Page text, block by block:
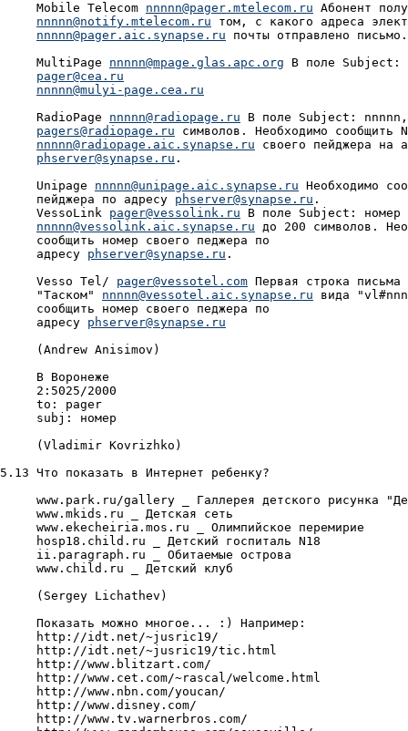
     Mobile Telecom
nnnnn@pager.mtelecom.ru Абонент
nnnnn@notify.mtelecom.ru том, с какого адреса
nnnnn@pager.aic.synapse.ru почты отправлено письмо.
     MultiPage
nnnnn@mpage.glas.apc.org В поле Subject:
pager@cea.ru
nnnnn@mulyi-page.cea.ru
     RadioPage
nnnnn@radiopage.ru В поле Subject:
pagers@radiopage.ru символов. Необходимо сообщить N
nnnnn@radiopage.aic.synapse.ru своего пейджера на
phserver@synapse.ru .
     Unipage
nnnnn@unipage.aic.synapse.ru Необходимо
     пейджера по адресу
phserver@synapse.ru .
     VessoLink
pager@vessolink.ru В поле Subject: номер
nnnnn@vessolink.aic.synapse.ru до 200 символов.
     сообщить номер своего педжера по
     адресу
phserver@synapse.ru .
     Vesso Tel/
pager@vessotel.com Первая строка письма
     "Таском"
nnnnn@vessotel.aic.synapse.ru вида
     сообщить номер своего педжера по
     адресу
phserver@synapse.ru